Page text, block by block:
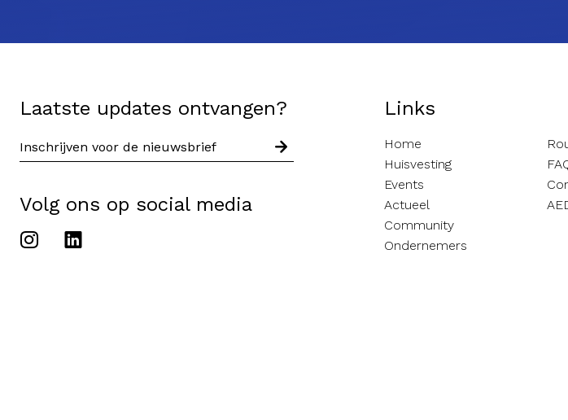
Laatste updates ontvangen?
Volg ons op social media
Links
Home
Huisvesting
Events
Actueel
Community
Ondernemers